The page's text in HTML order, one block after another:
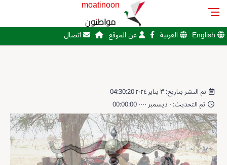
moatinoon
مواطنون
English العربية عن الموقع اتصال
تم النشر بتاريخ: ٣ يناير ٢٠٢٤ 04:30:20
تم التحديث: ٠ ديسمبر ٠٠٠٠ 00:00:00